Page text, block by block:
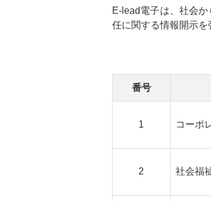
E-lead電子は、社会
任に関する情報開示
番号
1 コーポ
2 社会福